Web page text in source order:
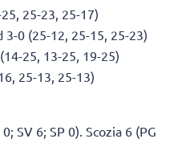
25-23, 25-17)
3-0 (25-12, 25-15, 25-23)
25, 13-25, 19-25)
25-13, 25-13)
SV 6; SP 0). Scozia 6 (PG